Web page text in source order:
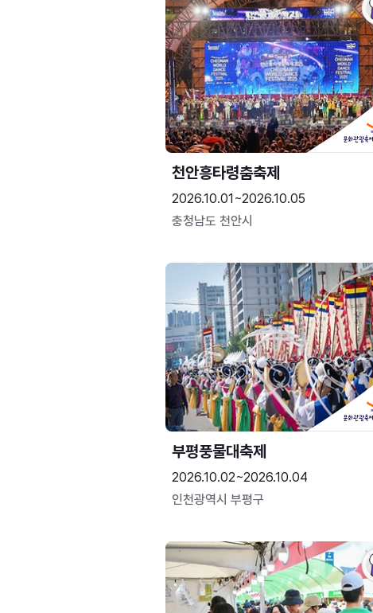
천안흥타령춤축제
2026.10.01~2026.10.05
충청남도 천안시
부평풍물대축제
2026.10.02~2026.10.04
인천광역시 부평구